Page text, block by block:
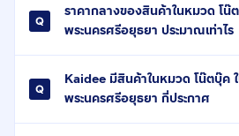
ราคากลางของสินค้าในหมวด โน๊
พระนครศรีอยุธยา ประมาณเท่าไร
Kaidee มีสินค้าในหมวด โน๊ตบุ๊ค
พระนครศรีอยุธยา กี่ประกาศ